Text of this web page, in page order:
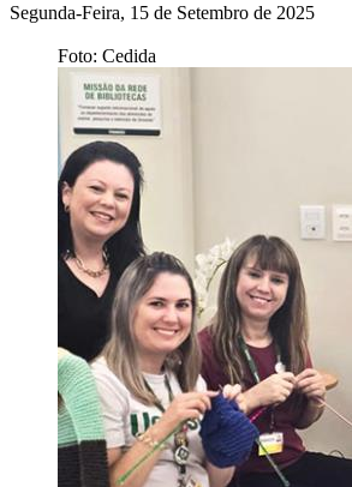
Segunda-Feira, 15 de Setembro de 2025
Foto: Cedida